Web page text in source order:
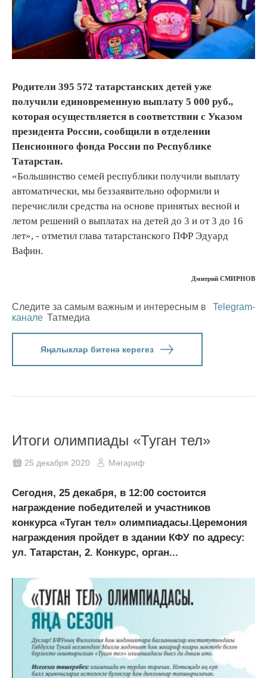
Родители 395 572 татарстанских детей уже
получили единовременную выплату 5 000 руб.,
которая осуществляется в соответствии с Указом
президента России, сообщили в отделении
Пенсионного фонда России по Республике
Татарстан.
«Большинство семей республики получили выплату
автоматически, мы беззаявительно оформили и
перечислили средства на основе принятых весной и
летом решений о выплатах на детей до 3 и от 3 до 16
лет», - отметил глава татарстанского ПФР Эдуард
Вафин.
Дмитрий СМИРНОВ
Следите за самым важным и интересным в
Telegram-
канале Татмедиа
Яңалыклар битенә керегез
Итоги олимпиады «Туган тел»
25 декабря 2020 Мәгариф
Сегодня, 25 декабря, в 12:00 состоится
награждение победителей и участников
конкурса «Туган тел» олимпиадасы.Церемония
награждения пройдет в здании КФУ по адресу:
ул. Татарстан, 2. Конкурс, орган...